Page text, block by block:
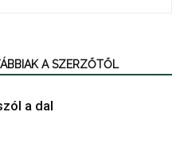
A SZERZŐTŐL
a dal